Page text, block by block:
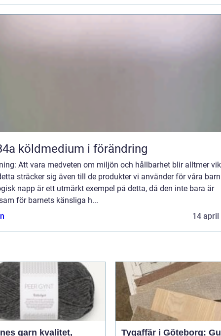
R134a köldmedium i förändring
Att vara medveten om miljön och hållbarhet blir alltmer
sträcker sig även till de produkter vi använder för våra
napp är ett utmärkt exempel på detta, då den inte bara är
för barnets känsliga h...
14 april
garn kvalitet, Tygaffär i Göteborg: